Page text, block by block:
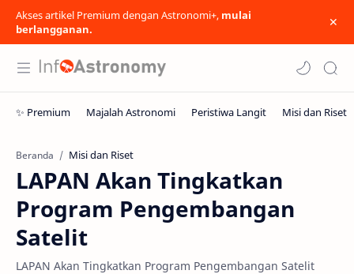
Akses artikel Premium dengan Astronomi+, mulai
berlangganan.
Beranda Misi dan Riset
LAPAN Akan Tingkatkan
Program Pengembangan
Satelit
LAPAN Akan Tingkatkan Program Pengembangan Satelit